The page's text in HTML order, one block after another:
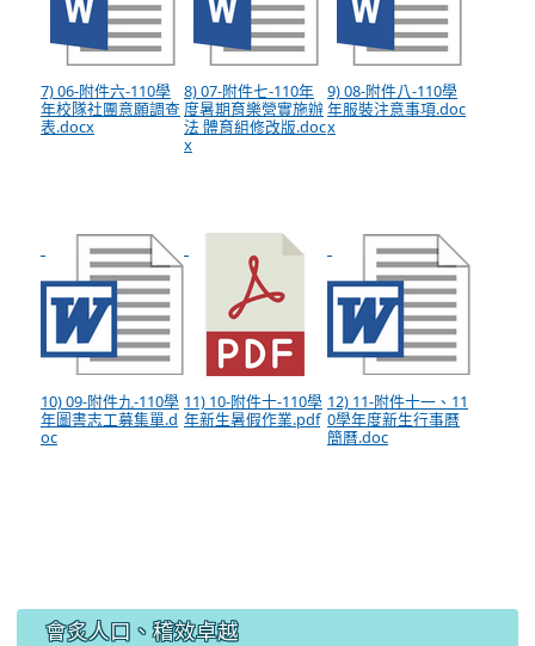
7) 06-附件六-110學
年校隊社團意願調查
表.docx
8) 07-附件七-110年
度暑期育樂營實施辦
法 體育組修改版.doc
x
9) 08-附件八-110學
年服裝注意事項.doc
x
10) 09-附件九-110學
年圖書志工募集單.d
oc
11) 10-附件十-110學
年新生暑假作業.pdf
12) 11-附件十一、11
0學年度新生行事曆
簡曆.doc
會炙人口、稽效卓越